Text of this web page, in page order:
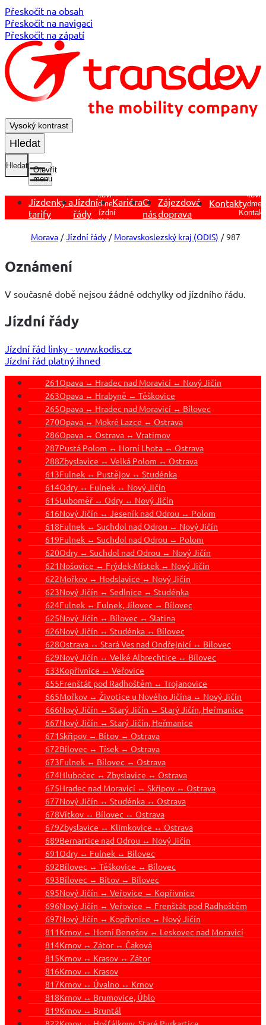
Přeskočit na obsah
Přeskočit na navigaci
Přeskočit na zápatí
Vysoký kontrast
Hledat
Hledat
Otevřít
menu
Jízdenky a
tarify
Jízdní
řády
Otevřít
podmenu
Jízdní
řády
KariéraO
nás
Zájezdová
doprava
Kontakty
Otevřít
Morava Jízdní řády Moravskoslezský kraj (ODIS) 987
Oznámení
V současné době nejsou žádné odchylky od jízdního řádu.
Jízdní řády
Jízdní řád linky - www.kodis.cz
Jízdní řád platný ihned
261Opava ↔ Hradec nad Moravicí ↔ Nový Jičín
263Opava ↔ Hrabyně ↔ Těškovice
265Opava ↔ Hradec nad Moravicí ↔ Bílovec
270Opava ↔ Mokré Lazce ↔ Ostrava
286Opava ↔ Ostrava ↔ Vratimov
287Pustá Polom ↔ Horní Lhota ↔ Ostrava
288Zbyslavice ↔ Velká Polom ↔ Ostrava
613Fulnek ↔ Pustějov ↔ Studénka
614Odry ↔ Fulnek ↔ Nový Jičín
615Luboměř ↔ Odry ↔ Nový Jičín
616Nový Jičín ↔ Jeseník nad Odrou ↔ Polom
618Fulnek ↔ Suchdol nad Odrou ↔ Nový Jičín
619Fulnek ↔ Suchdol nad Odrou ↔ Polom
620Odry ↔ Suchdol nad Odrou ↔ Nový Jičín
621Nošovice ↔ Frýdek-Místek ↔ Nový Jičín
622Mořkov ↔ Hodslavice ↔ Nový Jičín
623Nový Jičín ↔ Sedlnice ↔ Studénka
624Fulnek ↔ Fulnek, Jílovec ↔ Bílovec
625Nový Jičín ↔ Bílovec ↔ Slatina
626Nový Jičín ↔ Studénka ↔ Bílovec
628Ostrava ↔ Stará Ves nad Ondřejnicí ↔ Bílovec
629Nový Jičín ↔ Velké Albrechtice ↔ Bílovec
633Kopřivnice ↔ Veřovice
655Frenštát pod Radhoštěm ↔ Trojanovice
665Mořkov ↔ Životice u Nového Jičína ↔ Nový Jičín
666Nový Jičín ↔ Starý Jičín ↔ Starý Jičín, Heřmanice
667Nový Jičín ↔ Starý Jičín, Heřmanice
671Skřipov ↔ Bítov ↔ Ostrava
672Bílovec ↔ Tísek ↔ Ostrava
673Fulnek ↔ Bílovec ↔ Ostrava
674Hlubočec ↔ Zbyslavice ↔ Ostrava
675Hradec nad Moravicí ↔ Skřipov ↔ Ostrava
677Nový Jičín ↔ Studénka ↔ Ostrava
678Vítkov ↔ Bílovec ↔ Ostrava
679Zbyslavice ↔ Klimkovice ↔ Ostrava
689Bernartice nad Odrou ↔ Nový Jičín
691Odry ↔ Fulnek ↔ Bílovec
692Bílovec ↔ Těškovice ↔ Bílovec
693Bílovec ↔ Bítov ↔ Bílovec
695Nový Jičín ↔ Veřovice ↔ Kopřivnice
696Nový Jičín ↔ Veřovice ↔ Frenštát pod Radhoštěm
697Nový Jičín ↔ Kopřivnice ↔ Nový Jičín
811Krnov ↔ Horní Benešov ↔ Leskovec nad Moravicí
814Krnov ↔ Zátor ↔ Čaková
815Krnov ↔ Krasov ↔ Zátor
816Krnov ↔ Krasov
817Krnov ↔ Úvalno ↔ Krnov
818Krnov ↔ Brumovice, Úblo
819Krnov ↔ Bruntál